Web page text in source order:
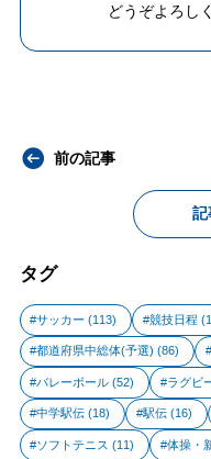
どうぞよろし
前の記事
記
タグ
サッカー (113) 競技日程
都道府県中総体(予選) (86)
バレーボール (52) ラグビ
中学駅伝 (18) 駅伝(16)
ソフトテニス (11) 体操・